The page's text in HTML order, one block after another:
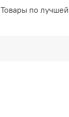
Товары по